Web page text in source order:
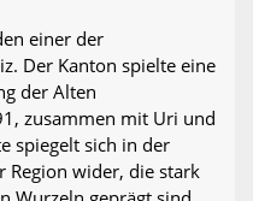
einer der
Der Kanton spielte eine
der Alten
zusammen mit Uri und
spiegelt sich in der
Region wider, die stark